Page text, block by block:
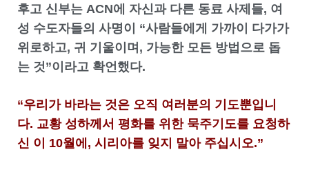
후고 신부는 ACN에 자신과 다른 동료 사제들, 여
성 수도자들의 사명이 “사람들에게 가까이 다가가
위로하고, 귀 기울이며, 가능한 모든 방법으로 돕
는 것”이라고 확언했다.
“우리가 바라는 것은 오직 여러분의 기도뿐입니
다. 교황 성하께서 평화를 위한 묵주기도를 요청하
신 이 10월에, 시리아를 잊지 말아 주십시오.”